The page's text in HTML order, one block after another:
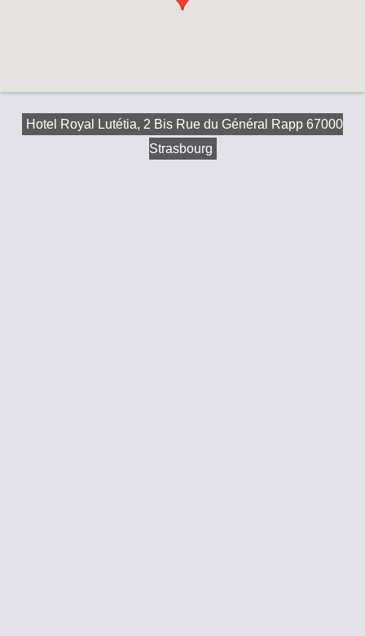
Hotel Royal Lutétia, 2 Bis Rue du Général Rapp 67000
Strasbourg